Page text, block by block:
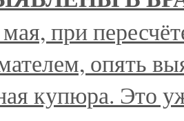
при
опять
купюра. Это